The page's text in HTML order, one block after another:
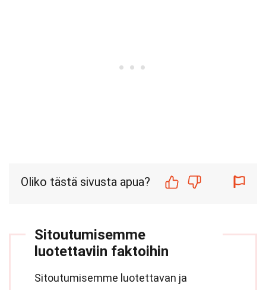
Oliko tästä sivusta apua?
Sitoutumisemme
luotettaviin faktoihin
Sitoutumisemme luotettavan ja